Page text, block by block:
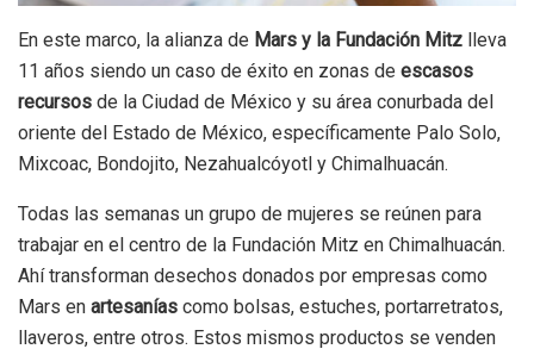
En este marco, la alianza de Mars y la Fundación Mitz lleva
11 años siendo un caso de éxito en zonas de escasos
recursos de la Ciudad de México y su área conurbada del
oriente del Estado de México, específicamente Palo Solo,
Mixcoac, Bondojito, Nezahualcóyotl y Chimalhuacán.
Todas las semanas un grupo de mujeres se reúnen para
trabajar en el centro de la Fundación Mitz en Chimalhuacán.
Ahí transforman desechos donados por empresas como
Mars en artesanías como bolsas, estuches, portarretratos,
llaveros, entre otros. Estos mismos productos se venden